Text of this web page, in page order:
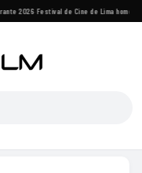
2026·Festival de Cine de Lima